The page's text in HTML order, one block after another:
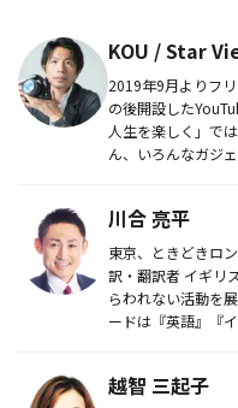
KOU / Star
2019年9月よりフ
の後開設した
人生を楽しく」で
ん、いろんなガジ
川合 亮平
東京、ときどきロ
訳・翻訳者 イギリ
らわれない活動を
ードは『英語』『
越智 三起子